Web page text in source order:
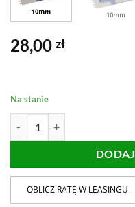
28,00 zł
Na stanie